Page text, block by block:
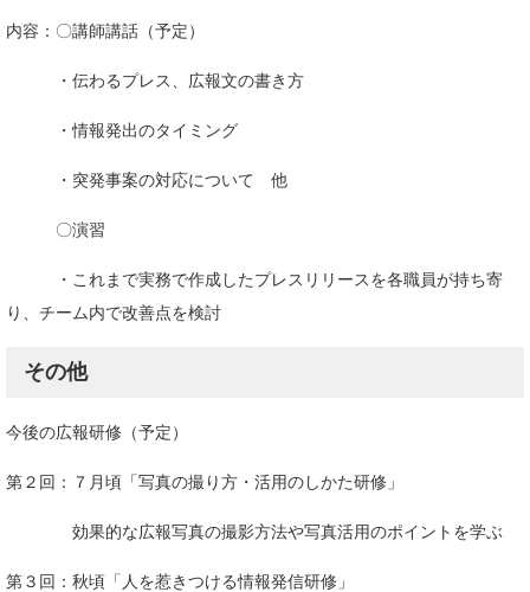
内容：〇講師講話（予定）
・伝わるプレス、広報文の書き方
・情報発出のタイミング
・突発事案の対応について 他
〇演習
・これまで実務で作成したプレスリリースを各職員が持ち寄
り、チーム内で改善点を検討
その他
今後の広報研修（予定）
第２回：７月頃「写真の撮り方・活用のしかた研修」
効果的な広報写真の撮影方法や写真活用のポイントを学ぶ
第３回：秋頃「人を惹きつける情報発信研修」